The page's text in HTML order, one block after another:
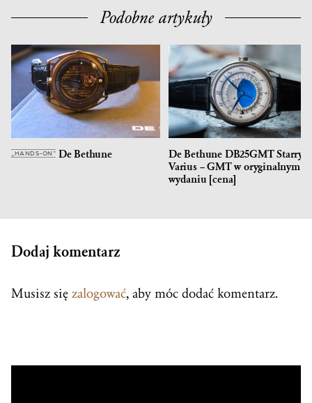
Podobne artykuły
„HANDS-ON” De Bethune
De Bethune DB25GMT Starry
Varius – GMT w oryginalnym
wydaniu [cena]
Dodaj komentarz
Musisz się zalogować, aby móc dodać komentarz.